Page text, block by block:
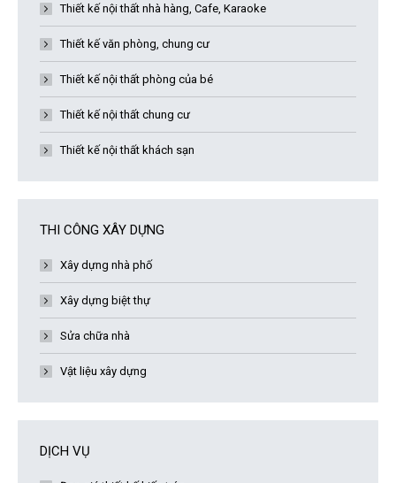
Thiết kế nội thất nhà hàng, Cafe, Karaoke
Thiết kế văn phòng, chung cư
Thiết kế nội thất phòng của bé
Thiết kế nội thất chung cư
Thiết kế nội thất khách sạn
THI CÔNG XÂY DỰNG
Xây dựng nhà phố
Xây dựng biệt thự
Sửa chữa nhà
Vật liệu xây dựng
DỊCH VỤ